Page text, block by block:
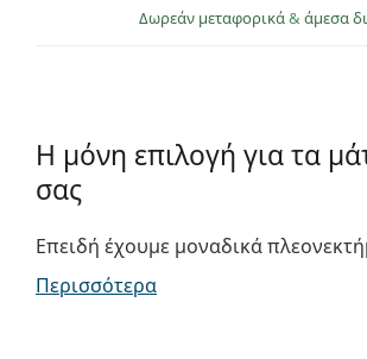
Δωρεάν μεταφορικά& άμεσα
Η μόνη επιλογή για τα
σας
Επειδή έχουμε μοναδικά
Περισσότερα